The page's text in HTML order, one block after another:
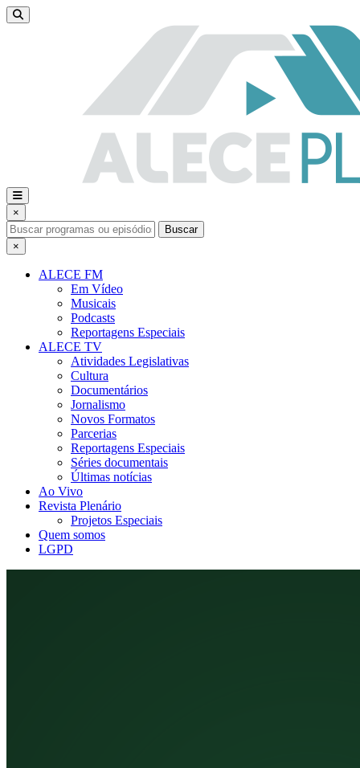
×
Buscar
×
ALECE FM
Em Vídeo
Musicais
Podcasts
Reportagens Especiais
ALECE TV
Atividades Legislativas
Cultura
Documentários
Jornalismo
Novos Formatos
Parcerias
Reportagens Especiais
Séries documentais
Últimas notícias
Ao Vivo
Revista Plenário
Projetos Especiais
Quem somos
LGPD